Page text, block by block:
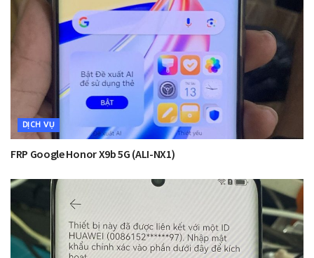
DỊCH VỤ
FRP Google Honor X9b 5G (ALI-NX1)